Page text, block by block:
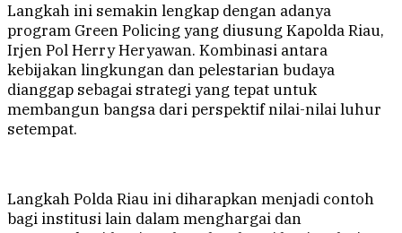
Langkah ini semakin lengkap dengan adanya
program Green Policing yang diusung Kapolda Riau,
Irjen Pol Herry Heryawan. Kombinasi antara
kebijakan lingkungan dan pelestarian budaya
dianggap sebagai strategi yang tepat untuk
membangun bangsa dari perspektif nilai-nilai luhur
setempat.
Langkah Polda Riau ini diharapkan menjadi contoh
bagi institusi lain dalam menghargai dan